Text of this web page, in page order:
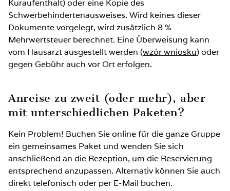
Auf dem Zustellbett bis 3 Jahre ohne Leistungen:
KOSTENLOS
Nicht belegter Platz im Zimmer: 40 %
Kuraufenthalt) oder eine Kopie des
Schwerbehindertenausweises. Wird keines dieser
Dokumente vorgelegt, wird zusätzlich 8 %
Mehrwertsteuer berechnet. Eine Überweisung kann
vom Hausarzt ausgestellt werden (wzór wniosku) oder
gegen Gebühr auch vor Ort erfolgen.
Anreise zu zweit (oder mehr), aber
mit unterschiedlichen Paketen?
Kein Problem! Buchen Sie online für die ganze Gruppe
ein gemeinsames Paket und wenden Sie sich
anschließend an die Rezeption, um die Reservierung
entsprechend anzupassen. Alternativ können Sie auch
direkt telefonisch oder per E-Mail buchen.